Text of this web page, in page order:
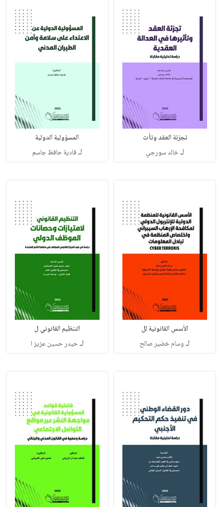
تجزئة العقد وتأث
لـخالد سورجي
المسؤولية الدولية
لـفادية حافظ جاسم
الأسس القانونية لل
لـ وسام خضير صالح
التنظيم القانوني ل
لـحيدر حسين عزيز ا